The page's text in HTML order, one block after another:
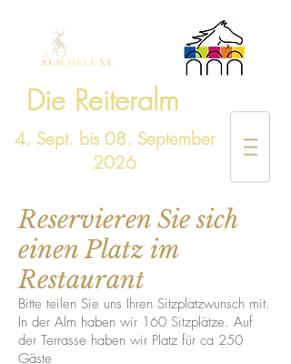
Die Reiteralm
4. Sept. bis 08. September
2026
Reservieren Sie sich
einen Platz im
Restaurant
Bitte teilen Sie uns Ihren Sitzplatzwunsch mit.
In der Alm haben wir 160 Sitzplätze. Auf
der Terrasse haben wir Platz für ca 250
Gäste